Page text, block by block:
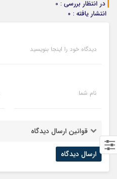
در انتظار بررسی : 0
انتشار یافته : ۰
دیدگاه خود را اینجا بنویسید
نام شما
قوانین ارسال دیدگاه